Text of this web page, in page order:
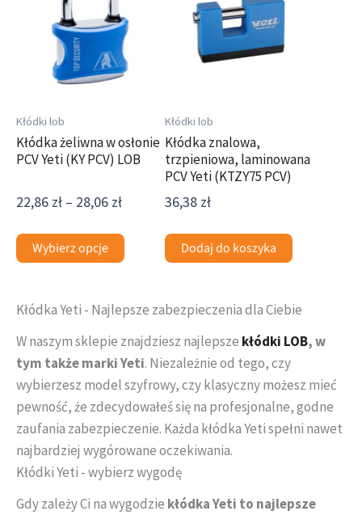
Kłódki lob
Kłódka żeliwna w osłonie
PCV Yeti (KY PCV) LOB
22,86 zł – 28,06 zł
22,86 zł
do
28,06 zł
Wybierz opcje
wariantów.
wybrać
na
stronie
Kłódki lob
Kłódka znalowa,
trzpieniowa, laminowana
PCV Yeti (KTZY75 PCV)
36,38 zł
Dodaj do koszyka
Kłódka Yeti - Najlepsze zabezpieczenia dla Ciebie
W naszym sklepie znajdziesz najlepsze kłódki LOB, w
tym także marki Yeti. Niezależnie od tego, czy
wybierzesz model szyfrowy, czy klasyczny możesz mieć
pewność, że zdecydowałeś się na profesjonalne, godne
zaufania zabezpieczenie. Każda kłódka Yeti spełni nawet
najbardziej wygórowane oczekiwania.
Kłódki Yeti - wybierz wygodę
Gdy zależy Ci na wygodzie kłódka Yeti to najlepsze